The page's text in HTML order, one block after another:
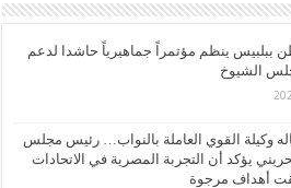
ببلبيس ينظم مؤتمراً جماهيرياً حاشدا لدعم
الشيوخ
وكيلة القوي العاملة بالنواب… رئيس مجلس
يؤكد أن التجربة المصرية في الاتحادات
أهداف مرجوة